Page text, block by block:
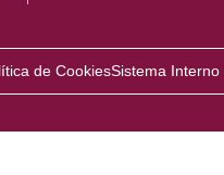
de CookiesSistema